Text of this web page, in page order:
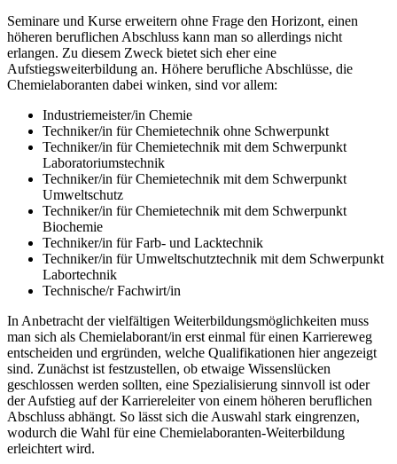
Seminare und Kurse erweitern ohne Frage den Horizont, einen
höheren beruflichen Abschluss kann man so allerdings nicht
erlangen. Zu diesem Zweck bietet sich eher eine
Aufstiegsweiterbildung an. Höhere berufliche Abschlüsse, die
Chemielaboranten dabei winken, sind vor allem:
Industriemeister/in Chemie
Techniker/in für Chemietechnik ohne Schwerpunkt
Techniker/in für Chemietechnik mit dem Schwerpunkt
Laboratoriumstechnik
Techniker/in für Chemietechnik mit dem Schwerpunkt
Umweltschutz
Techniker/in für Chemietechnik mit dem Schwerpunkt
Biochemie
Techniker/in für Farb- und Lacktechnik
Techniker/in für Umweltschutztechnik mit dem Schwerpunkt
Labortechnik
Technische/r Fachwirt/in
In Anbetracht der vielfältigen Weiterbildungsmöglichkeiten muss
man sich als Chemielaborant/in erst einmal für einen Karriereweg
entscheiden und ergründen, welche Qualifikationen hier angezeigt
sind. Zunächst ist festzustellen, ob etwaige Wissenslücken
geschlossen werden sollten, eine Spezialisierung sinnvoll ist oder
der Aufstieg auf der Karriereleiter von einem höheren beruflichen
Abschluss abhängt. So lässt sich die Auswahl stark eingrenzen,
wodurch die Wahl für eine Chemielaboranten-Weiterbildung
erleichtert wird.